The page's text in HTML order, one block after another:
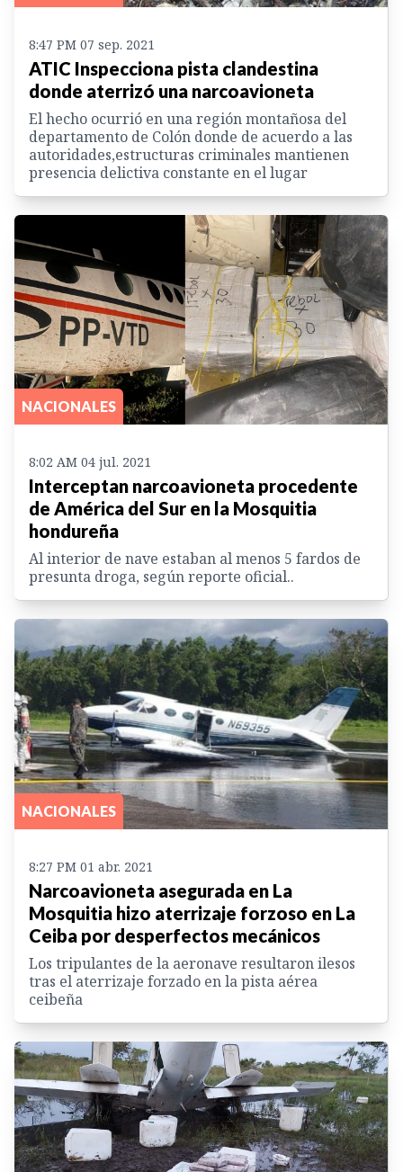
8:47 PM 07 sep. 2021
ATIC Inspecciona pista clandestina
donde aterrizó una narcoavioneta
El hecho ocurrió en una región montañosa del
departamento de Colón donde de acuerdo a las
autoridades,estructuras criminales mantienen
presencia delictiva constante en el lugar
NACIONALES
8:02 AM 04 jul. 2021
Interceptan narcoavioneta procedente
de América del Sur en la Mosquitia
hondureña
Al interior de nave estaban al menos 5 fardos de
presunta droga, según reporte oficial..
NACIONALES
8:27 PM 01 abr. 2021
Narcoavioneta asegurada en La
Mosquitia hizo aterrizaje forzoso en La
Ceiba por desperfectos mecánicos
Los tripulantes de la aeronave resultaron ilesos
tras el aterrizaje forzado en la pista aérea
ceibeña